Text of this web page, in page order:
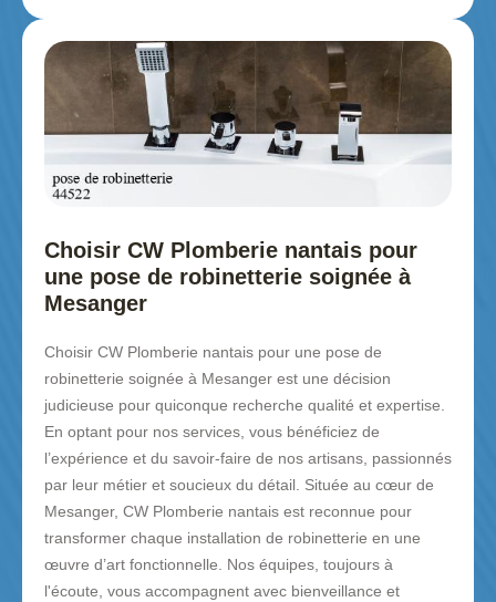
Choisir CW Plomberie nantais pour
une pose de robinetterie soignée à
Mesanger
Choisir CW Plomberie nantais pour une pose de
robinetterie soignée à Mesanger est une décision
judicieuse pour quiconque recherche qualité et expertise.
En optant pour nos services, vous bénéficiez de
l’expérience et du savoir-faire de nos artisans, passionnés
par leur métier et soucieux du détail. Située au cœur de
Mesanger, CW Plomberie nantais est reconnue pour
transformer chaque installation de robinetterie en une
œuvre d’art fonctionnelle. Nos équipes, toujours à
l'écoute, vous accompagnent avec bienveillance et